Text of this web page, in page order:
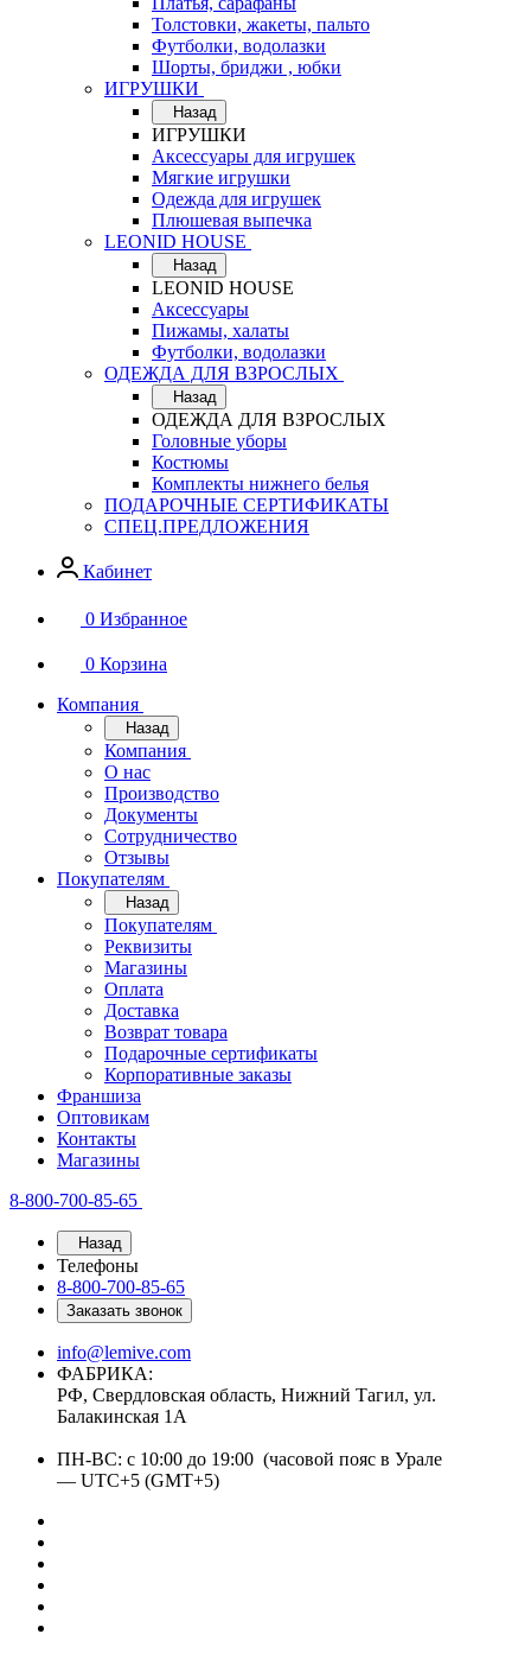
Толстовки, жакеты, пальто
Футболки, водолазки
Шорты, бриджи , юбки
ИГРУШКИ
Назад
ИГРУШКИ
Аксессуары для игрушек
Мягкие игрушки
Одежда для игрушек
Плюшевая выпечка
LEONID HOUSE
Назад
LEONID HOUSE
Аксессуары
Пижамы, халаты
Футболки, водолазки
ОДЕЖДА ДЛЯ ВЗРОСЛЫХ
Назад
ОДЕЖДА ДЛЯ ВЗРОСЛЫХ
Головные уборы
Костюмы
Комплекты нижнего белья
ПОДАРОЧНЫЕ СЕРТИФИКАТЫ
СПЕЦ.ПРЕДЛОЖЕНИЯ
Кабинет
0 Избранное
0 Корзина
Компания
Назад
Компания
О нас
Производство
Документы
Сотрудничество
Отзывы
Покупателям
Назад
Покупателям
Реквизиты
Магазины
Оплата
Доставка
Возврат товара
Подарочные сертификаты
Корпоративные заказы
Франшиза
Оптовикам
Контакты
Магазины
8-800-700-85-65
Назад
Телефоны
8-800-700-85-65
Заказать звонок
info@lemive.com
ФАБРИКА:
РФ, Свердловская область, Нижний Тагил, ул.
Балакинская 1А
ПН-ВС: с 10:00 до 19:00 (часовой пояс в Урале
— UTC+5 (GMT+5)